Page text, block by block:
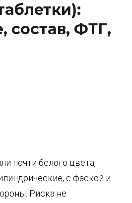
состав, ФТГ,
почти белого цвета,
с фаской и
Риска не